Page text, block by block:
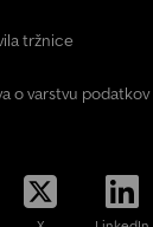
tržnice
o varstvu podatkov